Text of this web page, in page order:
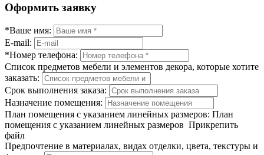
Оформить заявку
*Ваше имя:
E-mail:
*Номер телефона:
Список предметов мебели и элементов декора, которые хотите
заказать:
Срок выполнения заказа:
Назначение помещения:
План помещения с указанием линейных размеров: План
помещения с указанием линейных размеров Прикрепить
файл
Предпочтение в материалах, видах отделки, цвета, текстуры и